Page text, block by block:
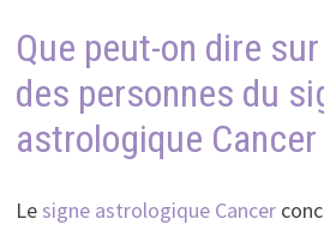
Que peut-on dire
des personnes du
astrologique Cancer
Lesigne astrologique Cancer